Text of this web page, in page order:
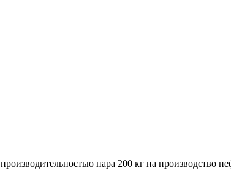
производительностью пара 200 кг на производство